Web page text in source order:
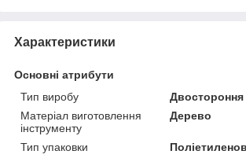
Характеристики
Основні атрибути
Тип виробу
Двостороння
Матеріал виготовлення
інструменту
Дерево
Тип упаковки